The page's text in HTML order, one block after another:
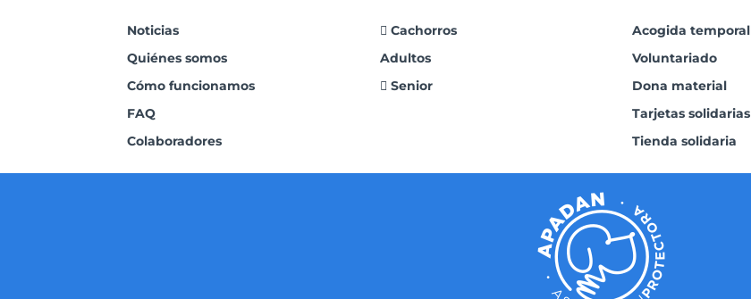
Noticias
Quiénes somos
Cómo funcionamos
FAQ
Colaboradores
Cachorros
Adultos
Senior
Acogida temporal
Voluntariado
Dona material
Tarjetas solidarias
Tienda solidaria